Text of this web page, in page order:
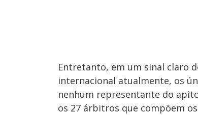
Entretanto, em um sinal claro
internacional atualmente, os
nenhum representante do
os 27 árbitros que compõem